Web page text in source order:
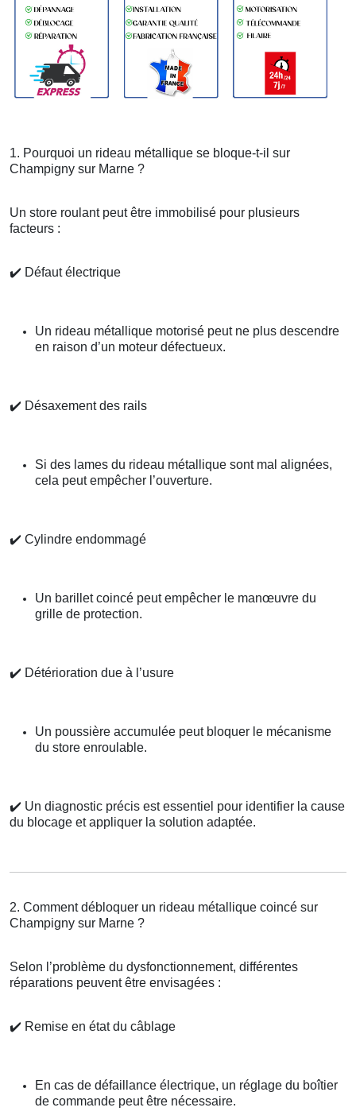
1. Pourquoi un rideau métallique se bloque-t-il sur
Champigny sur Marne ?
Un store roulant peut être immobilisé pour plusieurs
facteurs :
✔️ Défaut électrique
Un rideau métallique motorisé peut ne plus descendre
en raison d’un moteur défectueux.
✔️ Désaxement des rails
Si des lames du rideau métallique sont mal alignées,
cela peut empêcher l’ouverture.
✔️ Cylindre endommagé
Un barillet coincé peut empêcher le manœuvre du
grille de protection.
✔️ Détérioration due à l’usure
Un poussière accumulée peut bloquer le mécanisme
du store enroulable.
✔️ Un diagnostic précis est essentiel pour identifier la cause
du blocage et appliquer la solution adaptée.
2. Comment débloquer un rideau métallique coincé sur
Champigny sur Marne ?
Selon l’problème du dysfonctionnement, différentes
réparations peuvent être envisagées :
✔️ Remise en état du câblage
En cas de défaillance électrique, un réglage du boîtier
de commande peut être nécessaire.